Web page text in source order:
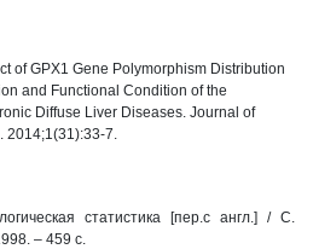
of GPX1 Gene Polymorphism Distribution
and Functional Condition of the
Diffuse Liver Diseases. Journal of
7.
статистика [пер.с англ.] / С.
– 459 с.